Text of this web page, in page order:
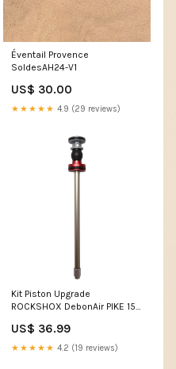
Éventail Provence
SoldesAH24-V1
US$ 30.00
★★★★★ 4.9 (29 reviews)
Kit Piston Upgrade
ROCKSHOX DebonAir PIKE 150
Bon Plan
US$ 36.99
★★★★★ 4.2 (19 reviews)